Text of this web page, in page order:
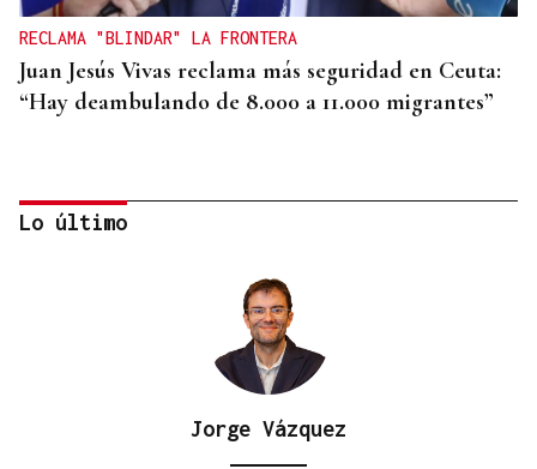
RECLAMA "BLINDAR" LA FRONTERA
Juan Jesús Vivas reclama más seguridad en Ceuta:
“Hay deambulando de 8.000 a 11.000 migrantes”
Lo último
Jorge Vázquez